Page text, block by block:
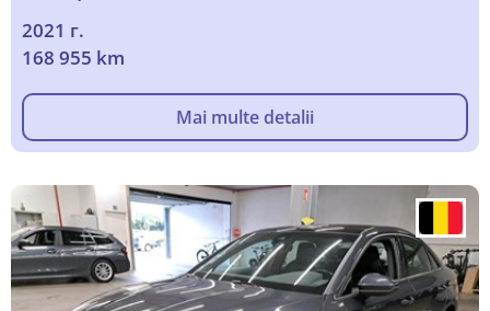
2021 г.
168 955 km
Mai multe detalii